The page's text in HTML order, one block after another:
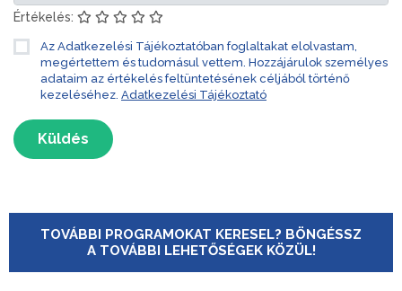
Értékelés:
Az Adatkezelési Tájékoztatóban foglaltakat elolvastam,
megértettem és tudomásul vettem. Hozzájárulok személyes
adataim az értékelés feltüntetésének céljából történő
kezeléséhez. Adatkezelési Tájékoztató
Küldés
TOVÁBBI PROGRAMOKAT KERESEL? BÖNGÉSSZ
A TOVÁBBI LEHETŐSÉGEK KÖZÜL!